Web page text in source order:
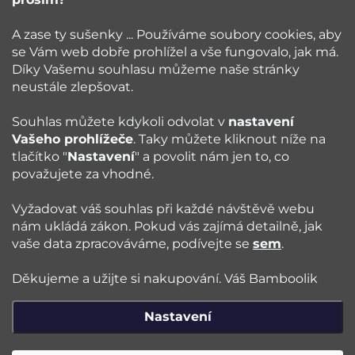
A zase ty sušenky ... Používáme soubory cookies, aby
se Vám web dobře prohlížel a vše fungovalo, jak má.
Díky Vašemu souhlasu můžeme naše stránky
neustále zlepšovat.
Souhlas můžete kdykoli odvolat v nastavení
Vašeho prohlížeče. Taky můžete kliknout níže na
tlačítko "Nastavení" a povolit nám jen to, co
považujete za vhodné.
Vyžadovat váš souhlas při každé návštěvě webu
nám ukládá zákon. Pokud vás zajímá detailně, jak
vaše data zpracováváme, podívejte se sem.
Děkujeme a užijte si nakupování. Váš Bamboolik
Nastavení
Vše o nákupu
Blog
Copyright 2026Bamboolik. Všechna práva vyhrazena.Upravit
nastavení cookies